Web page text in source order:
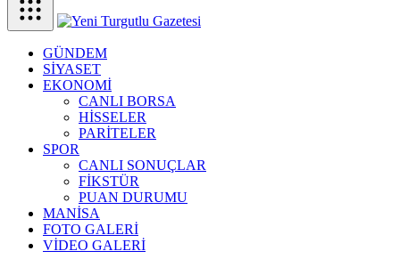
GÜNDEM
SİYASET
EKONOMİ
CANLI BORSA
HİSSELER
PARİTELER
SPOR
CANLI SONUÇLAR
FİKSTÜR
PUAN DURUMU
MANİSA
FOTO GALERİ
VİDEO GALERİ